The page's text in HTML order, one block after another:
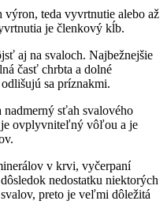
teda vyvrtnutie alebo až
je členkový kĺb.
aj na svaloch. Najbežnejšie
časť chrbta a dolné
sa príznakmi.
sťah svalového
ovplyvniteľný vôľou a je
v krvi, vyčerpaní
nedostatku niektorých
preto je veľmi dôležitá